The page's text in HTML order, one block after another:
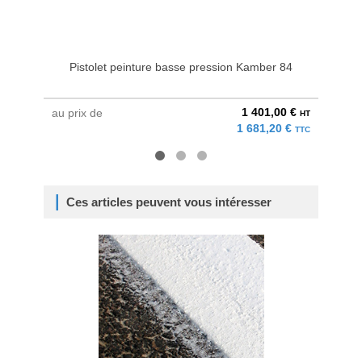
Pistolet peinture basse pression Kamber 84
au prix de 1 401,00 € HT
1 681,20 € TTC
Ces articles peuvent vous intéresser